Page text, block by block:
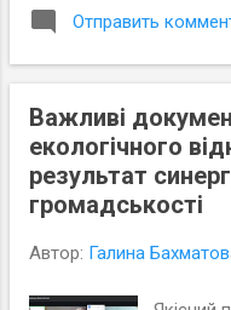
Робочих
половини
разом з
Отправить
Важливі
екологічного
результат
громадськості
Автор: Галина